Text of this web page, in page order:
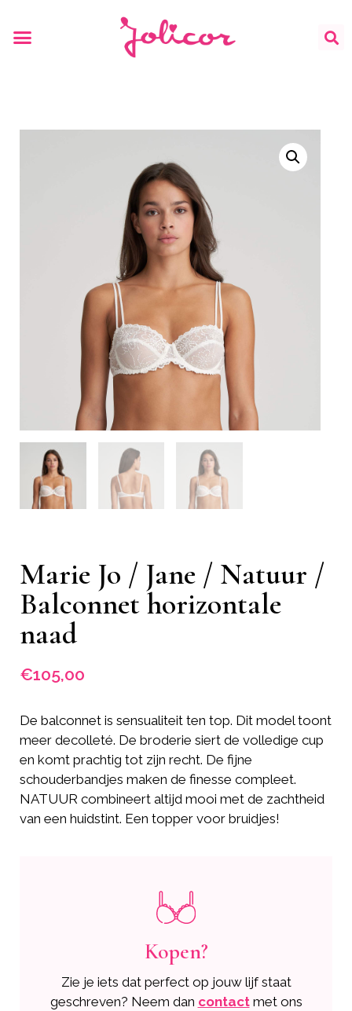
Marie Jo / Jane / Natuur /
Balconnet horizontale
naad
€105,00
De balconnet is sensualiteit ten top. Dit model toont
meer decolleté. De broderie siert de volledige cup
en komt prachtig tot zijn recht. De fijne
schouderbandjes maken de finesse compleet.
NATUUR combineert altijd mooi met de zachtheid
van een huidstint. Een topper voor bruidjes!
Kopen?
Zie je iets dat perfect op jouw lijf staat
geschreven? Neem dan contact met ons